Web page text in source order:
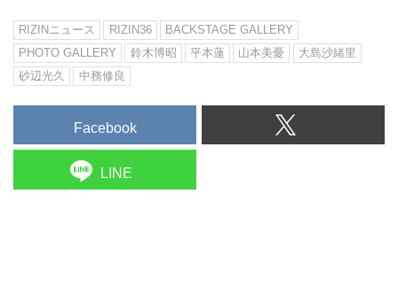
RIZINニュース RIZIN36
BACKSTAGE GALLERY
PHOTO GALLERY
鈴木博昭 平本蓮 山本美憂
大島沙緒里
砂辺光久
中務修良
Facebook
LINE